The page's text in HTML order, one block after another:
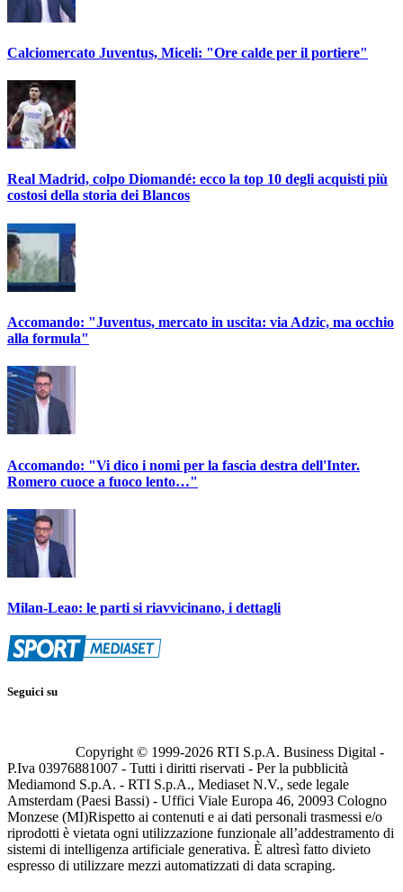
Calciomercato Juventus, Miceli: "Ore calde per il portiere"
Real Madrid, colpo Diomandé: ecco la top 10 degli acquisti più
costosi della storia dei Blancos
Accomando: "Juventus, mercato in uscita: via Adzic, ma occhio
alla formula"
Accomando: "Vi dico i nomi per la fascia destra dell'Inter.
Romero cuoce a fuoco lento…"
Milan-Leao: le parti si riavvicinano, i dettagli
Seguici su
Copyright © 1999-2026 RTI S.p.A. Business Digital -
P.Iva 03976881007 - Tutti i diritti riservati - Per la pubblicità
Mediamond S.p.A. - RTI S.p.A., Mediaset N.V., sede legale
Amsterdam (Paesi Bassi) - Uffici Viale Europa 46, 20093 Cologno
Monzese (MI)Rispetto ai contenuti e ai dati personali trasmessi e/o
riprodotti è vietata ogni utilizzazione funzionale all’addestramento di
sistemi di intelligenza artificiale generativa. È altresì fatto divieto
espresso di utilizzare mezzi automatizzati di data scraping.